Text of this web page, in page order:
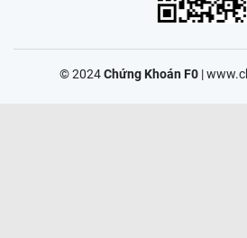
© 2024Chứng Khoán F0|